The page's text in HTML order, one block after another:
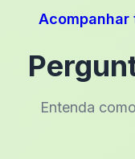
Acompanhar
Entenda